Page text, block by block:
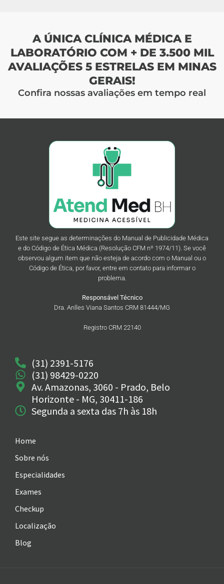
A ÚNICA CLÍNICA MÉDICA E
LABORATÓRIO COM + DE 3.500 MIL
AVALIAÇÕES 5 ESTRELAS EM MINAS
GERAIS!
Confira nossas avaliações em tempo real
Este site segue as determinações do Manual de Publicidade Médica
e do Código de Ética Médica (Resolução CFM nº 1974/11). Se você
observou algum item que não esteja de acordo com o Manual ou o
Código de Ética, por favor, entre em contato para informar o
problema.
Responsável Técnico
Dra. Anlles Viana Santos CRM 81444/MG
Registro CRM 22140
Home
Sobre nós
Especialidades
Exames
Checkup
Localização
Blog
(31) 2391-5176
(31) 98429-0220
Av. Amazonas, 3060 - Prado, Belo
Horizonte - MG, 30411-186
Segunda a sexta das 7h às 18h